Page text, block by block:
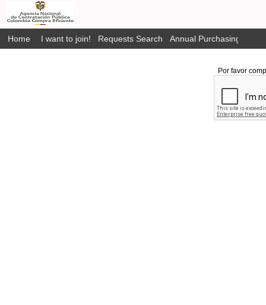
Home I want to join! Requests Search Annual Purchasing Plan
Por favor